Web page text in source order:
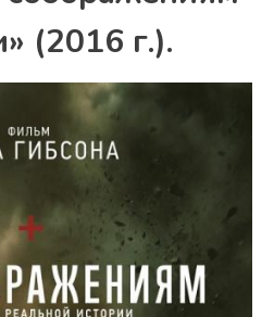
(2016 г.).